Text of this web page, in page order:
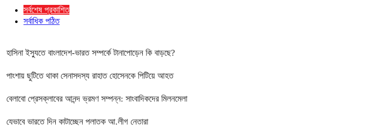
সর্বশেষ প্রকাশিত
সর্বাধিক পঠিত
হাসিনা ইস্যুতে বাংলাদেশ-ভারত সম্পর্কে টানাপোড়েন কি বাড়ছে?
পাংশায় ছুটিতে থাকা সেনাসদস্য রাহাত হোসেনকে পিটিয়ে আহত
বেলাবো প্রেসক্লাবের আনন্দ ভ্রমণ সম্পন্ন: সাংবাদিকদের মিলনমেলা
যেভাবে ভারতে দিন কাটাচ্ছেন পলাতক আ.লীগ নেতারা